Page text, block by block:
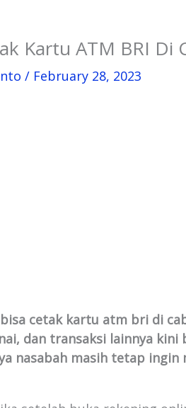
Kartu ATM BRI Di
/ February 28, 2023
cetak kartu atm bri di
dan transaksi lainnya kini
nasabah masih tetap ingin